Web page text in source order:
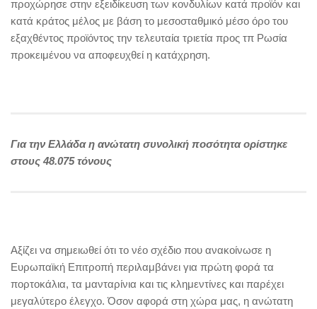
προχώρησε στην εξειδίκευση των κονδυλίων κατά προϊόν και
κατά κράτος μέλος με βάση το μεσοσταθμικό μέσο όρο του
εξαχθέντος προϊόντος την τελευταία τριετία προς τπ Ρωσία
προκειμένου να αποφευχθεί η κατάχρηση.
Για την Ελλάδα η ανώτατη συνολική ποσότητα ορίστηκε
στους 48.075 τόνους
Αξίζει να σημειωθεί ότι το νέο σχέδιο που ανακοίνωσε η
Ευρωπαϊκή Επιτροπή περιλαμβάνει για πρώτη φορά τα
πορτοκάλια, τα μανταρίνια και τις κλημεντίνες και παρέχει
μεγαλύτερο έλεγχο. Όσον αφορά στη χώρα μας, η ανώτατη